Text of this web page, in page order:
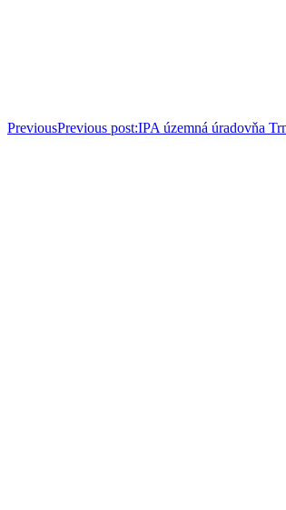
PreviousPrevious post:IPA územná úradovňa